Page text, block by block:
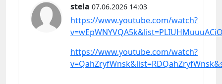
stela 07.06.2026 14:03
https://www.youtube.com/watch?
https://www.youtube.com/watch?